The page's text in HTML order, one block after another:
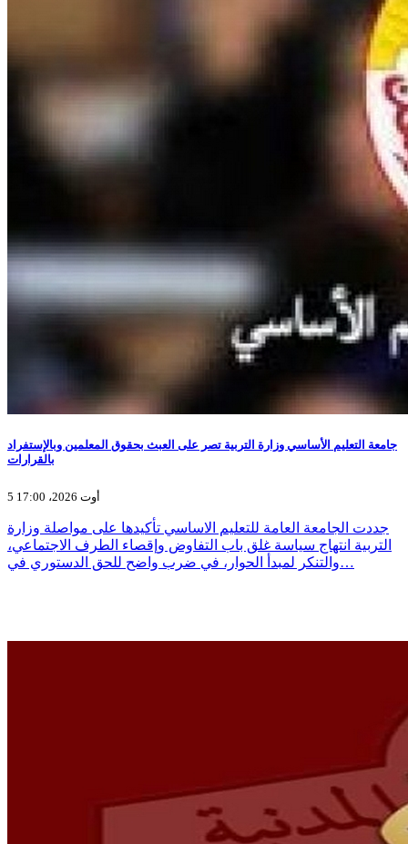
جامعة التعليم الأساسي وزارة التربية تصر على العبث بحقوق المعلمين وبالإستفراد
بالقرارات
5 أوت 2026، 17:00
جددت الجامعة العامة للتعليم الاساسي تأكيدها على مواصلة وزارة
التربية انتهاج سياسة غلق باب التفاوض وإقصاء الطرف الاجتماعي،
والتنكر لمبدأ الحوار، في ضرب واضح للحق الدستوري في…